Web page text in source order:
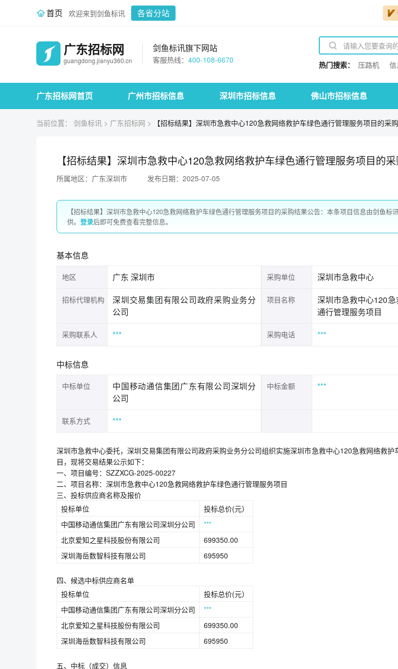
首页 欢迎来到剑鱼标讯 各省分站
广东招标网
guangdong.jianyu360.cn
剑鱼标讯旗下网站
客服热线： 400-108-6670 热门搜索： 压路机
广东招标网首页 广州市招标信息 深圳市招标信息 佛山市招标信息
当前位置： 剑鱼标讯 > 广东招标网 > 【招标结果】深圳市急救中心120急救网络救护车绿色通行管理服务项目的采
【招标结果】深圳市急救中心120急救网络救护车绿色通行管理服务项目的
所属地区：广东深圳市 发布日期：2025-07-05
【招标结果】深圳市急救中心120急救网络救护车绿色通行管理服务项目的采购结果公告：本条项目信息由剑鱼标
供。 登录后即可免费查看完整信息。
基本信息
地区 广东 深圳市 采购单位 深圳市急救中心
招标代理机构
深圳交易集团有限公司政府采购业务分
公司
项目名称
深圳市急救中心120
通行管理服务项目
采购联系人 *** 采购电话 ***
中标信息
中标单位
中国移动通信集团广东有限公司深圳分
公司
中标金额 ***
联系方式 ***
深圳市急救中心委托，深圳交易集团有限公司政府采购业务分公司组织实施深圳市急救中心120急救网络救护
目，现将交易结果公示如下：
一、项目编号：SZZXCG-2025-00227
二、项目名称：深圳市急救中心120急救网络救护车绿色通行管理服务项目
三、投标供应商名称及报价
投标单位
投标总价(元）
中国移动通信集团广东有限公司深圳分公司
***
北京爱知之星科技股份有限公司
699350.00
深圳海岳数智科技有限公司
695950
四、候选中标供应商名单
投标单位
投标总价(元）
中国移动通信集团广东有限公司深圳分公司
***
北京爱知之星科技股份有限公司
699350.00
深圳海岳数智科技有限公司
695950
五、中标（成交）信息